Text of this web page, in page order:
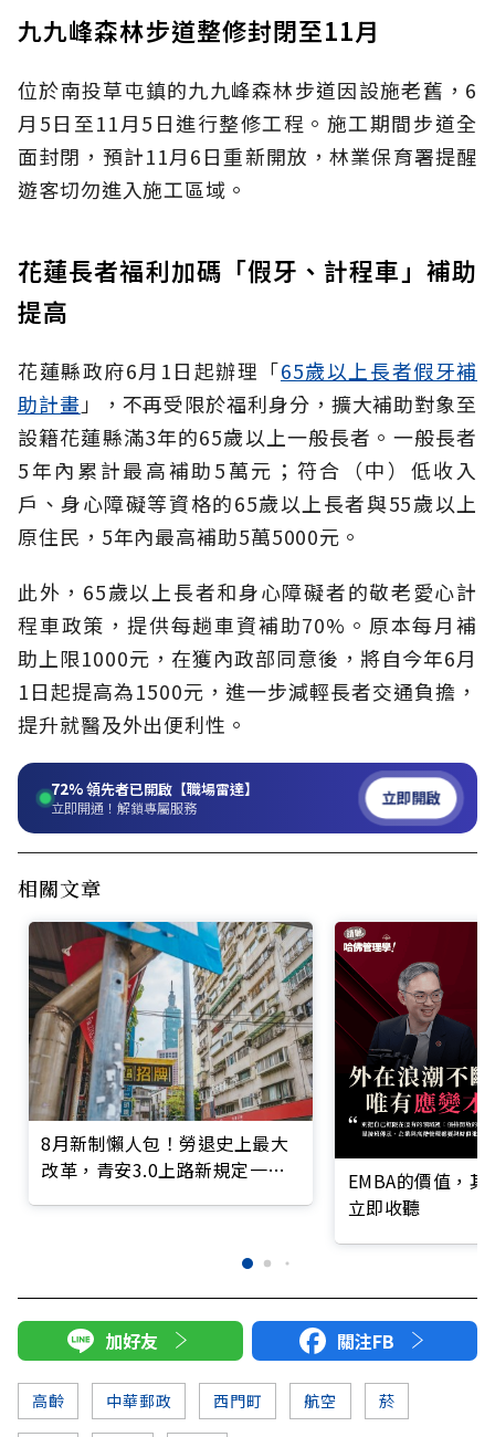
九九峰森林步道整修封閉至11月
位於南投草屯鎮的九九峰森林步道因設施老舊，6
月5日至11月5日進行整修工程。施工期間步道全
面封閉，預計11月6日重新開放，林業保育署提醒
遊客切勿進入施工區域。
花蓮長者福利加碼「假牙、計程車」補助
提高
花蓮縣政府6月1日起辦理「65歲以上長者假牙補
助計畫 」，不再受限於福利身分，擴大補助對象至
設籍花蓮縣滿3年的65歲以上一般長者。一般長者
5年內累計最高補助5萬元；符合（中）低收入
戶、身心障礙等資格的65歲以上長者與55歲以上
原住民，5年內最高補助5萬5000元。
此外，65歲以上長者和身心障礙者的敬老愛心計
程車政策，提供每趟車資補助70%。原本每月補
助上限1000元，在獲內政部同意後，將自今年6月
1日起提高為1500元，進一步減輕長者交通負擔，
提升就醫及外出便利性。
72%領先者已開啟【職場雷達】
立即開通！解鎖專屬服務 立即開啟
相關文章
8月新制懶人包！勞退史上最大
改革，青安3.0上路新規定一次
EMBA的價值，
立即收聽
加好友 關注FB
高齡 中華郵政 西門町 航空 菸